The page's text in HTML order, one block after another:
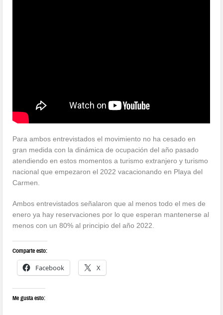
Para ambos entrevistados el movimiento no ha cesado en
gran medida con la dinámica de ocupación del año pasado
atendiendo en estos momentos a turismo extranjero y turismo
nacional que empezaron el 2022 vacacionando en Playa del
Carmen.
Ambos entrevistados señalaron que al menos todo el mes de
enero ya hay reservaciones por lo que esperan mantenerse al
menos con un 80% al principio del año 2022.
Comparte esto:
Facebook X
Me gusta esto: